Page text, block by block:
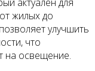
жилых до
улучшить
что
на освещение.